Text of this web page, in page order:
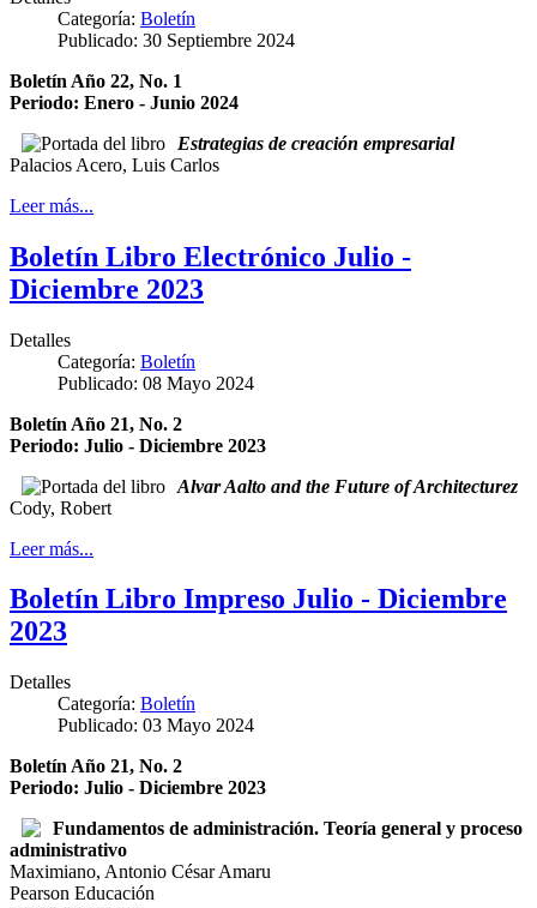
Categoría: Boletín
Publicado: 30 Septiembre 2024
Boletín Año 22, No. 1
Periodo: Enero - Junio 2024
Estrategias de creación empresarial
Palacios Acero, Luis Carlos
Leer más...
Boletín Libro Electrónico Julio -
Diciembre 2023
Detalles
Categoría: Boletín
Publicado: 08 Mayo 2024
Boletín Año 21, No. 2
Periodo: Julio - Diciembre 2023
Alvar Aalto and the Future of Architecturez
Cody, Robert
Leer más...
Boletín Libro Impreso Julio - Diciembre
2023
Detalles
Categoría: Boletín
Publicado: 03 Mayo 2024
Boletín Año 21, No. 2
Periodo: Julio - Diciembre 2023
Fundamentos de administración. Teoría general y proceso
administrativo
Maximiano, Antonio César Amaru
Pearson Educación